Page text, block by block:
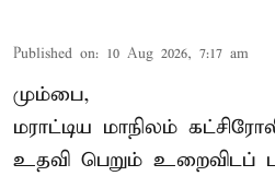
Published on: 10 Aug 2026, 7:17 am
மும்பை,
மராட்டிய மாநிலம்
உதவி பெறும் உறைவிடப்